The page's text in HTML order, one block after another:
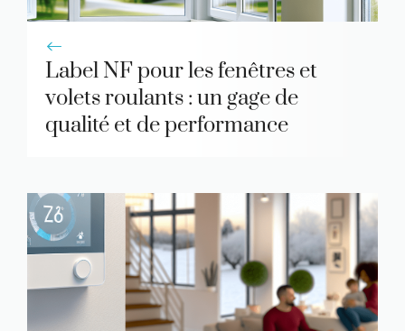
Label NF pour les fenêtres et
volets roulants : un gage de
qualité et de performance